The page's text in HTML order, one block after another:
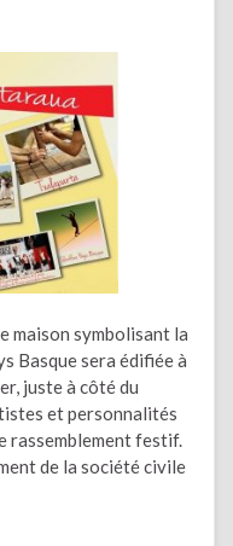
maison symbolisant la
Basque sera édifiée à
juste à côté du
et personnalités
rassemblement festif.
de la société civile